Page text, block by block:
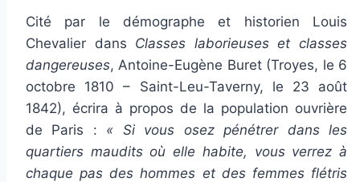
Cité par le démographe et historien Louis
Chevalier dans Classes laborieuses et classes
dangereuses, Antoine-Eugène Buret (Troyes, le 6
octobre 1810 – Saint-Leu-Taverny, le 23 août
1842), écrira à propos de la population ouvrière
de Paris : « Si vous osez pénétrer dans les
quartiers maudits où elle habite, vous verrez à
chaque pas des hommes et des femmes flétris